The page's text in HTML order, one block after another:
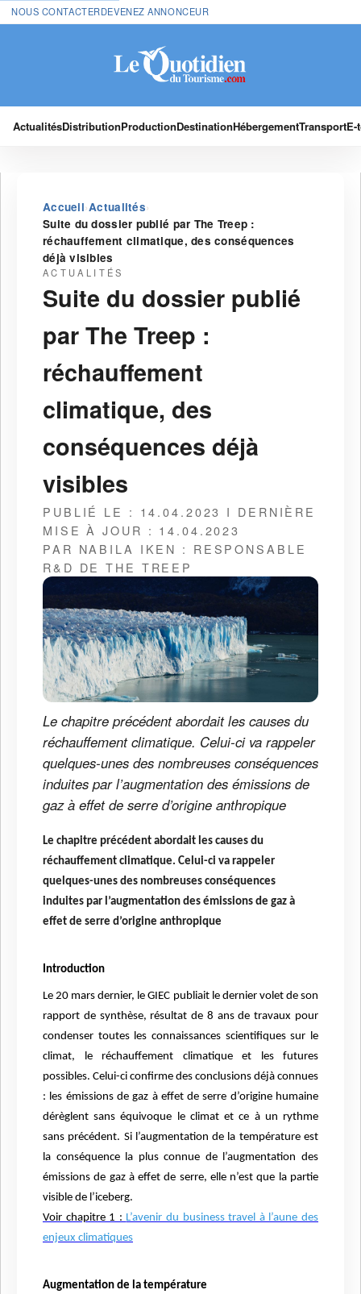
NOUS CONTACTERDEVENEZ ANNONCEUR
ActualitésDistributionProductionDestinationHébergementTransport
Accueil›Actualités›
Suite du dossier publié par The Treep :
réchauffement climatique, des conséquences
déjà visibles
ACTUALITÉS
Suite du dossier publié
par The Treep :
réchauffement
climatique, des
conséquences déjà
visibles
PUBLIÉ LE : 14.04.2023 I DERNIÈRE
MISE À JOUR : 14.04.2023
PAR NABILA IKEN : RESPONSABLE
R&D DE THE TREEP
Le chapitre précédent abordait les causes du
réchauffement climatique. Celui-ci va rappeler
quelques-unes des nombreuses conséquences
induites par l’augmentation des émissions de
gaz à effet de serre d’origine anthropique
Le chapitre précédent abordait les causes du
réchauffement climatique. Celui-ci va rappeler
quelques-unes des nombreuses conséquences
induites par l’augmentation des émissions de gaz à
effet de serre d’origine anthropique
Introduction
Le 20 mars dernier, le GIEC publiait le dernier volet de son
rapport de synthèse, résultat de 8 ans de travaux pour
condenser toutes les connaissances scientifiques sur le
climat, le réchauffement climatique et les futures
possibles. Celui-ci confirme des conclusions déjà connues
: les émissions de gaz à effet de serre d’origine humaine
dérèglent sans équivoque le climat et ce à un rythme
sans précédent. Si l’augmentation de la température est
la conséquence la plus connue de l’augmentation des
émissions de gaz à effet de serre, elle n’est que la partie
visible de l’iceberg.
Voir chapitre 1 : L’avenir du business travel à l’aune des
enjeux climatiques
Augmentation de la température